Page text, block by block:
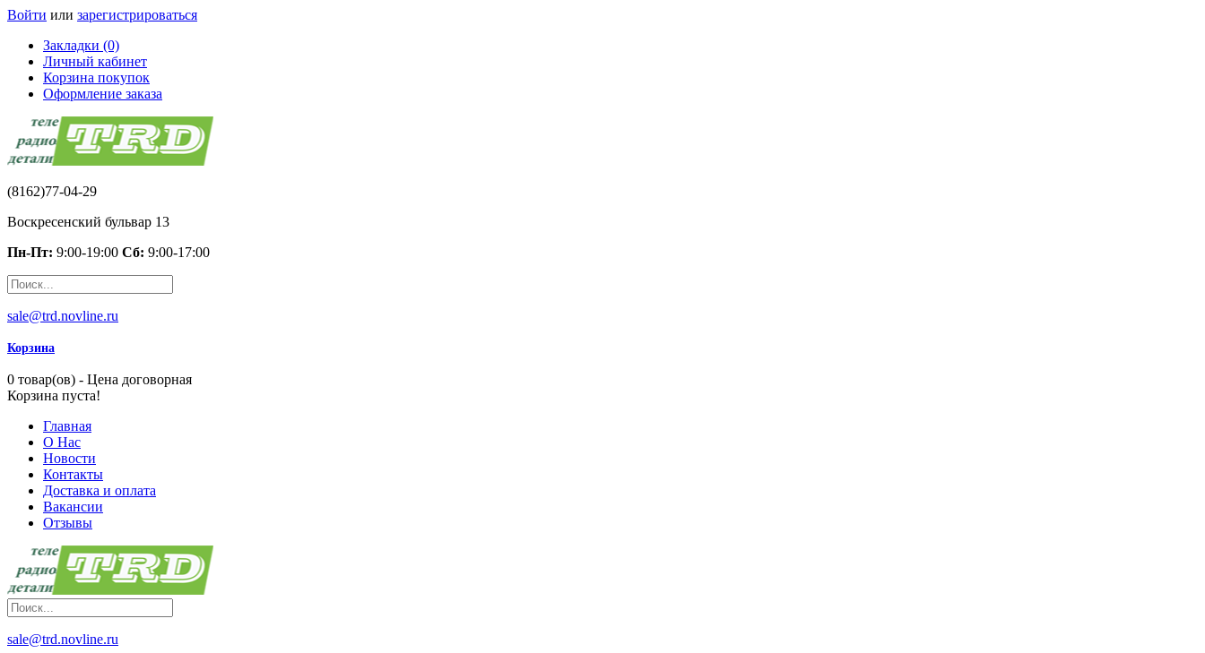
Войти или зарегистрироваться
Закладки (0)
Личный кабинет
Корзина покупок
Оформление заказа
(8162)77-04-29
Воскресенский бульвар 13
Пн-Пт: 9:00-19:00 Сб: 9:00-17:00
sale@trd.novline.ru
Корзина
0 товар(ов) - Цена договорная
Корзина пуста!
Главная
О Нас
Новости
Контакты
Доставка и оплата
Вакансии
Отзывы
sale@trd.novline.ru